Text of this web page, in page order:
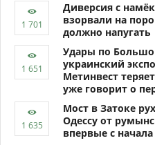
Диверсия с
взорвали на
должно напугать
Удары по
украинский
Метинвест
уже говорит о
Мост в Затоке
Одессу от
впервые с